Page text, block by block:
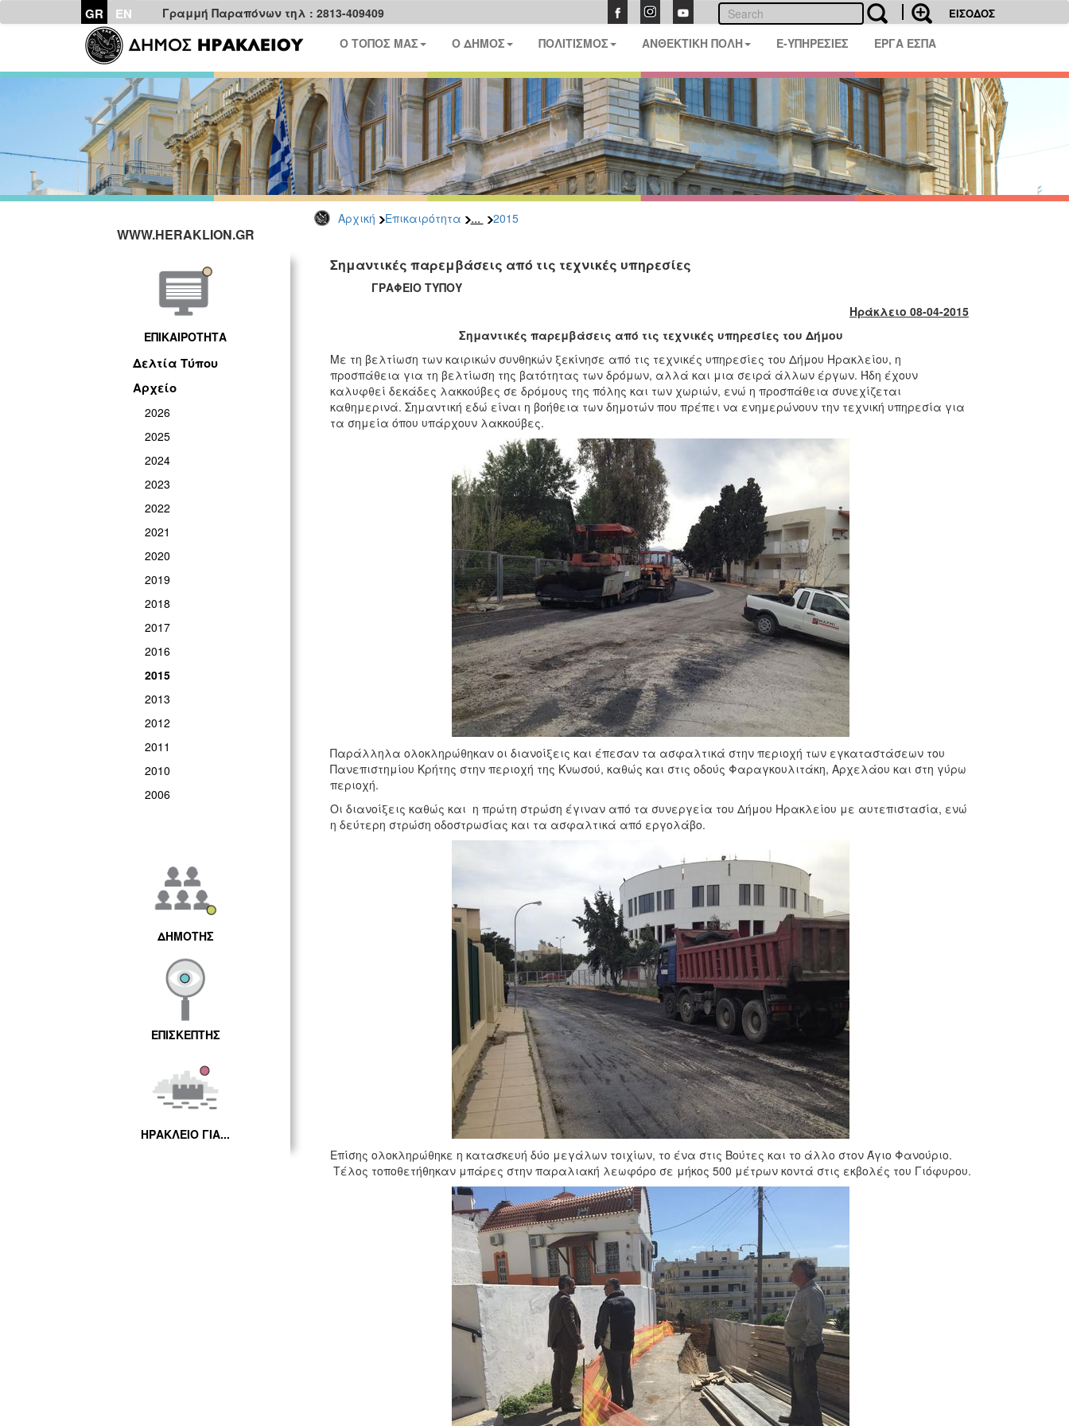
GR EN Γραμμή Παραπόνων τηλ : 2813-409409 ΕΙΣΟΔΟΣ
Ο ΤΟΠΟΣ ΜΑΣ Ο ΔΗΜΟΣ ΠΟΛΙΤΙΣΜΟΣ ΑΝΘΕΚΤΙΚΗ ΠΟΛΗ E-ΥΠΗΡΕΣΙΕΣ ΕΡΓΑ ΕΣΠΑ
Αρχική Επικαιρότητα ... 2015
WWW.HERAKLION.GR
ΕΠΙΚΑΙΡΟΤΗΤΑ
Δελτία Τύπου
Αρχείο
2026
2025
2024
2023
2022
2021
2020
2019
2018
2017
2016
2015
2013
2012
2011
2010
2006
ΔΗΜΟΤΗΣ
ΕΠΙΣΚΕΠΤΗΣ
ΗΡΑΚΛΕΙΟ ΓΙΑ...
Σημαντικές παρεμβάσεις από τις τεχνικές υπηρεσίες
ΓΡΑΦΕΙΟ ΤΥΠΟΥ
Ηράκλειο 08-04-2015
Σημαντικές παρεμβάσεις από τις τεχνικές υπηρεσίες του Δήμου
Με τη βελτίωση των καιρικών συνθηκών ξεκίνησε από τις τεχνικές υπηρεσίες του Δήμου Ηρακλείου, η
προσπάθεια για τη βελτίωση της βατότητας των δρόμων, αλλά και μια σειρά άλλων έργων. Ήδη έχουν
καλυφθεί δεκάδες λακκούβες σε δρόμους της πόλης και των χωριών, ενώ η προσπάθεια συνεχίζεται
καθημερινά. Σημαντική εδώ είναι η βοήθεια των δημοτών που πρέπει να ενημερώνουν την τεχνική υπηρεσία για
τα σημεία όπου υπάρχουν λακκούβες.
Παράλληλα ολοκληρώθηκαν οι διανοίξεις και έπεσαν τα ασφαλτικά στην περιοχή των εγκαταστάσεων του
Πανεπιστημίου Κρήτης στην περιοχή της Κνωσού, καθώς και στις οδούς Φαραγκουλιτάκη, Αρχελάου και στη γύρω
περιοχή.
Οι διανοίξεις καθώς και η πρώτη στρώση έγιναν από τα συνεργεία του Δήμου Ηρακλείου με αυτεπιστασία, ενώ
η δεύτερη στρώση οδοστρωσίας και τα ασφαλτικά από εργολάβο.
Επίσης ολοκληρώθηκε η κατασκευή δύο μεγάλων τοιχίων, το ένα στις Βούτες και το άλλο στον Άγιο Φανούριο.
Τέλος τοποθετήθηκαν μπάρες στην παραλιακή λεωφόρο σε μήκος 500 μέτρων κοντά στις εκβολές του Γιόφυρου.